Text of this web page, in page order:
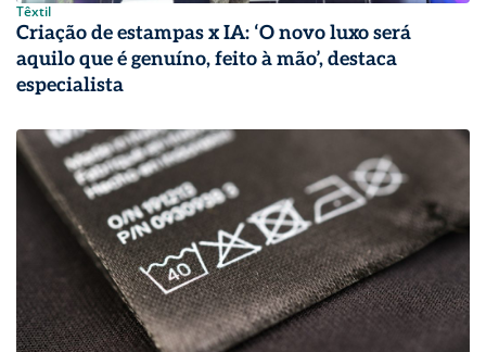
Têxtil
Criação de estampas x IA: ‘O novo luxo será
aquilo que é genuíno, feito à mão’, destaca
especialista